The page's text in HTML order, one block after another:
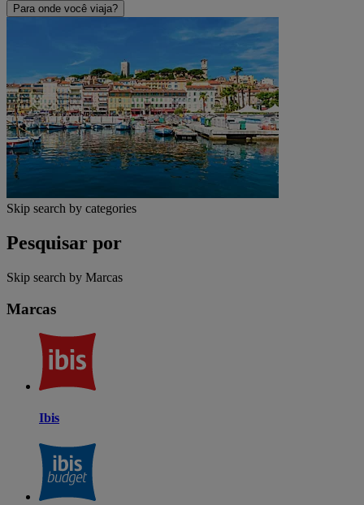
Para onde você viaja?
Skip search by categories
Pesquisar por
Skip search by Marcas
Marcas
Ibis